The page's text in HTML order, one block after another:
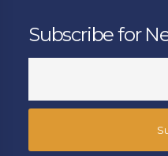
Subscribe for